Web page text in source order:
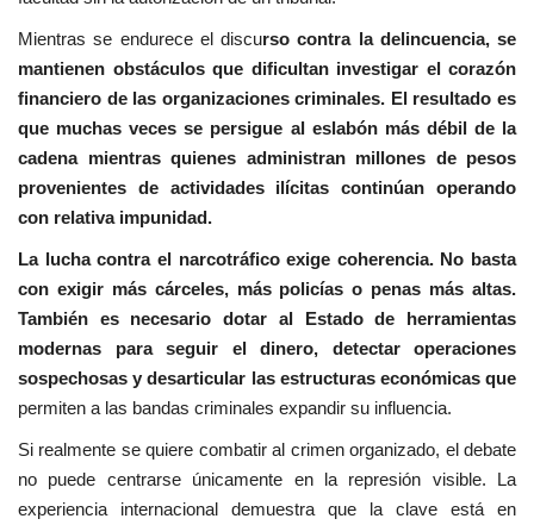
Mientras se endurece el discurso contra la delincuencia, se
mantienen obstáculos que dificultan investigar el corazón
financiero de las organizaciones criminales. El resultado es
que muchas veces se persigue al eslabón más débil de la
cadena mientras quienes administran millones de pesos
provenientes de actividades ilícitas continúan operando
con relativa impunidad.
La lucha contra el narcotráfico exige coherencia. No basta
con exigir más cárceles, más policías o penas más altas.
También es necesario dotar al Estado de herramientas
modernas para seguir el dinero, detectar operaciones
sospechosas y desarticular las estructuras económicas que
permiten a las bandas criminales expandir su influencia.
Si realmente se quiere combatir al crimen organizado, el debate
no puede centrarse únicamente en la represión visible. La
experiencia internacional demuestra que la clave está en